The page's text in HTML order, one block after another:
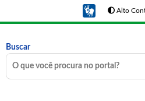
Alto
Buscar